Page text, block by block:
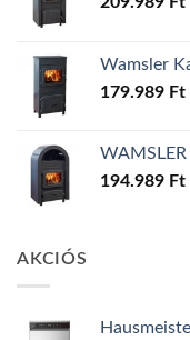
Wamsler
179.989 Ft
194.989 Ft
AKCIÓS